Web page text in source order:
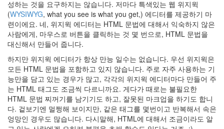
성하는 것을 요구하지는 않습니다. 저마다 특색있는 웹 위지윅
(WYSIWYG, what you see is what you get,) 에디터를 제공하기 마
련이에요. 네, 위지윅 에디터는 HTML 문법에 대해서 익숙하지 않은
사람에게, 마우스로 버튼을 클릭하는 것 몇 번으로, HTML 문법을
대신해서 만들어 줍니다.
하지만 위지윅 에디터가 항상 만능 일수는 없습니다. 우선 위지윅은
모든 HTML 문법을 포함하고 있지 않습니다. 주로 자주 사용하는 기
능만을 담고 있는 경우가 많고, 각각의 위지윅 에디터마다 만들어 주
는 HTML 태그도 조금씩 다르니까요. 게다가 때로는 불필요한
HTML 문법 찌꺼기를 남기기도 하고, 잘못된 마크업을 하기도 합니
다. 겉보기엔 멀쩡해 보이지만, 같은 태그를 몇번이고 반복해서 속은
엉망인 경우도 많습니다. 다시말해, HTML에 대해서 조금이라도 알
터
람
스
담
배
까
점
심
은
굶